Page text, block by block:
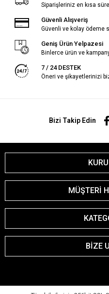
Siparişleriniz en kısa
Güvenli Alışveriş
Güvenli ve kolay ödeme
Geniş Ürün Yelpazesi
Binlerce ürün ve
7 / 24 DESTEK
Öneri ve şikayetlerinizi
Bizi Takip Edin
MÜŞTERİ
BİZE